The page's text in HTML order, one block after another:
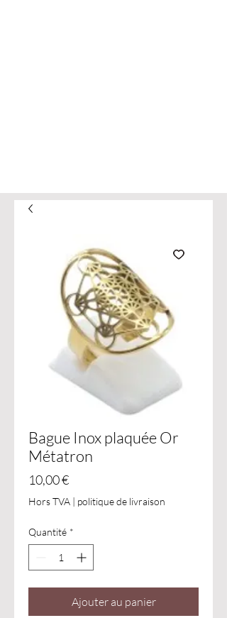
Bague Inox plaquée Or
Métatron
10,00 €Prix
Hors TVA | politique de livraison
Quantité *
Ajouter au panier